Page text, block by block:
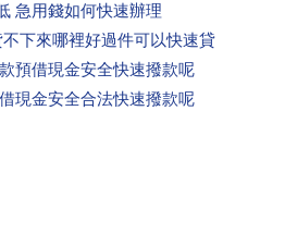
急用錢如何快速辦理
下來哪裡好過件可以快速貸
預借現金安全快速撥款呢
現金安全合法快速撥款呢